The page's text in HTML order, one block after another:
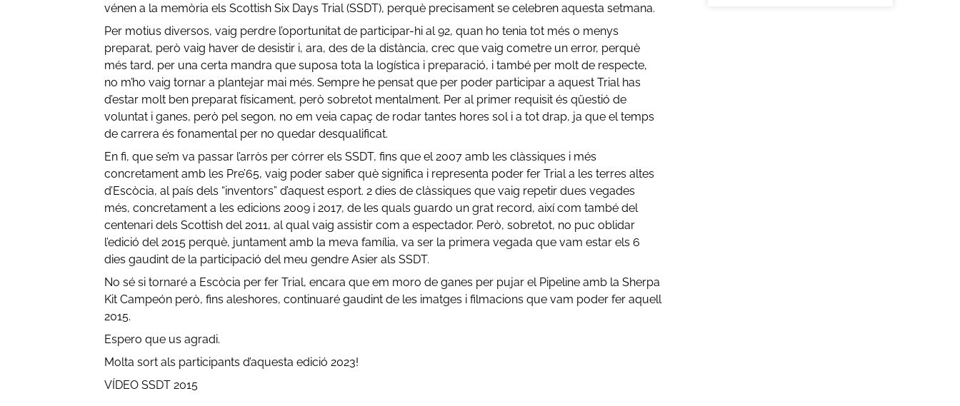
vénen a la memòria els Scottish Six Days Trial (SSDT), perquè precisament se celebren aquesta setmana.
Per motius diversos, vaig perdre l’oportunitat de participar-hi al 92, quan ho tenia tot més o menys
preparat, però vaig haver de desistir i, ara, des de la distància, crec que vaig cometre un error, perquè
més tard, per una certa mandra que suposa tota la logística i preparació, i també per molt de respecte,
no m’ho vaig tornar a plantejar mai més. Sempre he pensat que per poder participar a aquest Trial has
d’estar molt ben preparat físicament, però sobretot mentalment. Per al primer requisit és qüestió de
voluntat i ganes, però pel segon, no em veia capaç de rodar tantes hores sol i a tot drap, ja que el temps
de carrera és fonamental per no quedar desqualificat.
En fi, que se’m va passar l’arròs per córrer els SSDT, fins que el 2007 amb les clàssiques i més
concretament amb les Pre’65, vaig poder saber què significa i representa poder fer Trial a les terres altes
d’Escòcia, al país dels “inventors” d’aquest esport. 2 dies de clàssiques que vaig repetir dues vegades
més, concretament a les edicions 2009 i 2017, de les quals guardo un grat record, així com també del
centenari dels Scottish del 2011, al qual vaig assistir com a espectador. Però, sobretot, no puc oblidar
l’edició del 2015 perquè, juntament amb la meva família, va ser la primera vegada que vam estar els 6
dies gaudint de la participació del meu gendre Asier als SSDT.
No sé si tornaré a Escòcia per fer Trial, encara que em moro de ganes per pujar el Pipeline amb la Sherpa
Kit Campeón però, fins aleshores, continuaré gaudint de les imatges i filmacions que vam poder fer aquell
2015.
Espero que us agradi.
Molta sort als participants d’aquesta edició 2023!
VÍDEO SSDT 2015